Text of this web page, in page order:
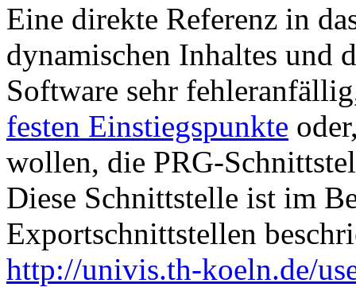
Eine direkte Referenz in
dynamischen Inhaltes und
Software sehr
festen Einstiegspunkte
wollen, die PRG-
Diese Schnittstelle ist im
Exportschnittstellen
http://univis.th-koeln.de/